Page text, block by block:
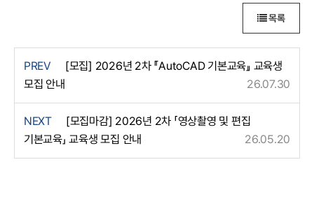
목록
PREV
[모집] 2026년 2차 『AutoCAD 기본교육』 교육생
모집 안내
26.07.30
NEXT
[모집마감] 2026년 2차 「영상촬영 및 편집
기본교육」 교육생 모집 안내
26.05.20